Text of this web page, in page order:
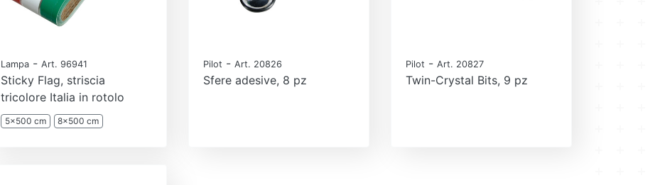
Lampa - Art. 96941
Sticky Flag, striscia
tricolore Italia in rotolo
5x500 cm 8x500 cm
Pilot - Art. 20826
Sfere adesive, 8 pz
Pilot - Art. 20827
Twin-Crystal Bits, 9 pz